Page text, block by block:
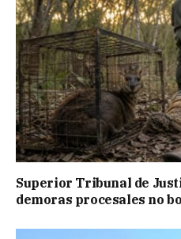
Superior Tribunal de
demoras procesales no